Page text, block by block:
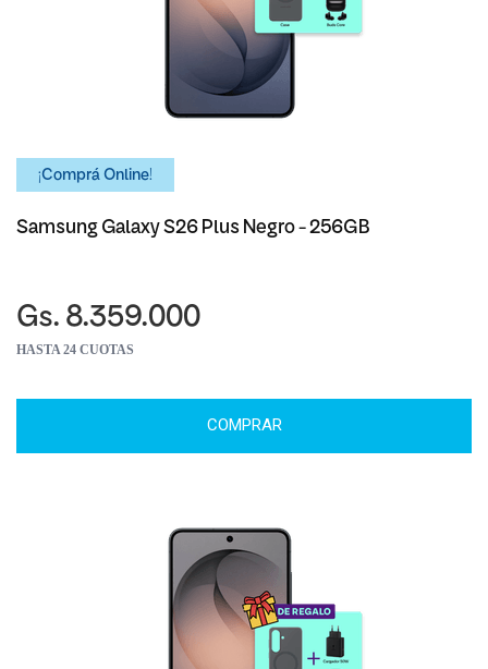
¡Comprá Online!
Samsung Galaxy S26 Plus Negro - 256GB
Gs. 8.359.000
HASTA 24 CUOTAS
COMPRAR